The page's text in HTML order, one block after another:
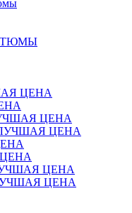
ЦЕНА
ЦЕНА
ЛУЧШАЯ ЦЕНА
ЦЕНА
ЦЕНА